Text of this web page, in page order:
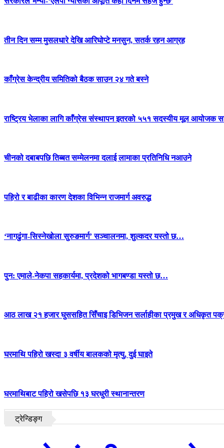
तीन दिन सम्म मुसलधारे देखि आरिघोप्टे मनसुन, सतर्क रहन आग्रह
काँग्रेस केन्द्रीय समितिको बैठक साउन २४ गते बस्ने
राष्ट्रिय भेलाका लागि काँग्रेस संस्थापन इतरको ५५१ सदस्यीय मूल आयोजक
चीनको दबाबपछि तिब्बत सम्मेलनमा दलाई लामाका प्रतिनिधि नआउने
पहिरो र बाढीका कारण देशका विभिन्न राजमार्ग अवरुद्ध
‘नागढुंगा-सिस्नेखोला सुरुङमार्ग’ सञ्चालनमा, शुल्कदर यस्तो छ…
पुन: एमाले-नेकपा सहकार्यमा, प्रदेशको भागबण्डा यस्तो छ…
आठ लाख २१ हजार घुससहित सिँचाइ डिभिजन सर्लाहीका प्रमुख र अधिकृत
घरमाथि पहिरो खस्दा ३ वर्षीय बालकको मृत्यु, दुई घाइते
घरमाथिबाट पहिरो खसेपछि १३ घरधुरी स्थानान्तरण
ट्रेन्डिङ्ग